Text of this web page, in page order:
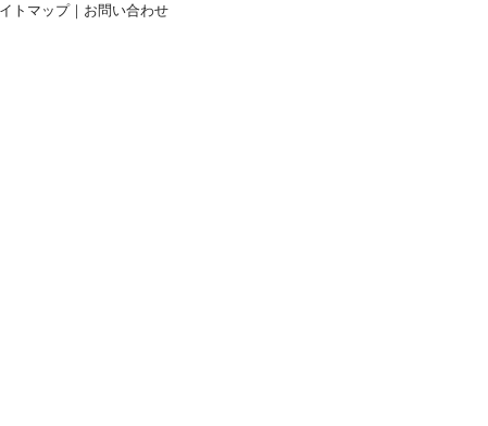
トマップ｜ お問い合わせ